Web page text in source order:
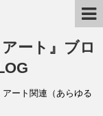
ート』ブロ
アート関連（あらゆる